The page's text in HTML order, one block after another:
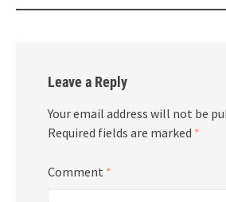
Leave a Reply
Your email address will not be
Required fields are marked *
Comment *